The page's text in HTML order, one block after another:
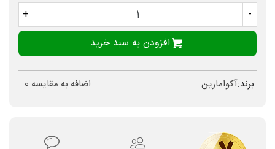
-
+
افزودن به سبد خرید
برند:آکوامارین اضافه به مقایسه 0